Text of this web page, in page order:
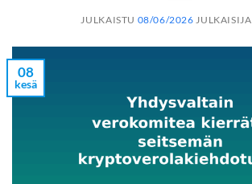
JULKAISTU 08/06/2026 JULKAISIJA
08
kesä